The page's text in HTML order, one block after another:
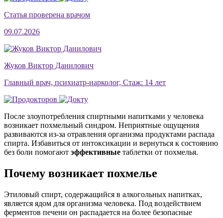
Статья проверена врачом
09.07.2026
Жуков Виктор Данилович
Главный врач, психиатр-нарколог, Стаж: 14 лет
После злоупотребления спиртными напитками у человека
возникает похмельный синдром. Неприятные ощущения
развиваются из-за отравления организма продуктами распада
спирта. Избавиться от интоксикации и вернуться к состоянию
без боли помогают эффективные таблетки от похмелья.
Почему возникает похмелье
Этиловый спирт, содержащийся в алкогольных напитках,
является ядом для организма человека. Под воздействием
ферментов печени он распадается на более безопасные